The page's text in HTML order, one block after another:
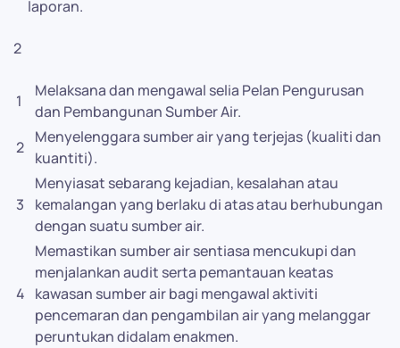
laporan.
2
1
Melaksana dan mengawal selia Pelan Pengurusan
dan Pembangunan Sumber Air.
2
Menyelenggara sumber air yang terjejas (kualiti dan
kuantiti).
3
Menyiasat sebarang kejadian, kesalahan atau
kemalangan yang berlaku di atas atau berhubungan
dengan suatu sumber air.
4
Memastikan sumber air sentiasa mencukupi dan
menjalankan audit serta pemantauan keatas
kawasan sumber air bagi mengawal aktiviti
pencemaran dan pengambilan air yang melanggar
peruntukan didalam enakmen.